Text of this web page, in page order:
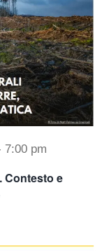
Contesto e
7:00 pm